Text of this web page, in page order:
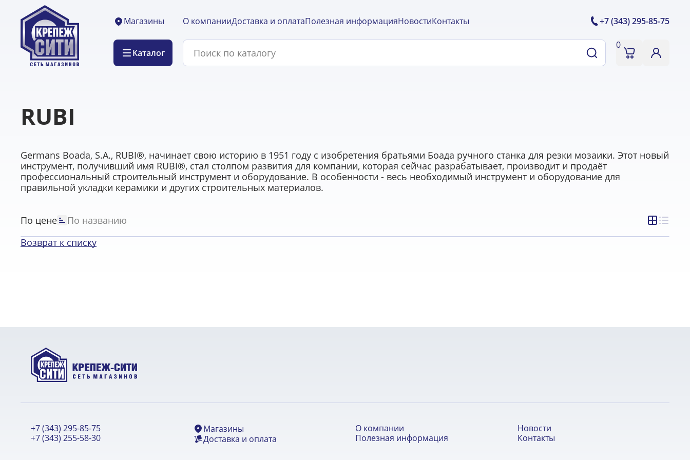
Магазины
Каталог
О компанииДоставка и оплатаПолезная информацияНовостиКонтакты +7 (343) 295-85-75
0
RUBI
Germans Boada, S.A., RUBI®, начинает свою историю в 1951 году с изобретения братьями Боада ручного станка для резки мозаики. Этот новый
инструмент, получивший имя RUBI®, стал столпом развития для компании, которая сейчас разрабатывает, производит и продаёт
профессиональный строительный инструмент и оборудование. В особенности - весь необходимый инструмент и оборудование для
правильной укладки керамики и других строительных материалов.
По цене
По названию
Возврат к списку
+7 (343) 295-85-75
+7 (343) 255-58-30
Магазины
Доставка и оплата
О компании
Полезная информация
Новости
Контакты